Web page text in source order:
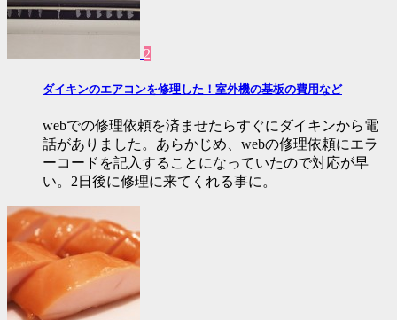
2
ダイキンのエアコンを修理した！室外機の基板の費用など
webでの修理依頼を済ませたらすぐにダイキンから電
話がありました。あらかじめ、webの修理依頼にエラ
ーコードを記入することになっていたので対応が早
い。2日後に修理に来てくれる事に。